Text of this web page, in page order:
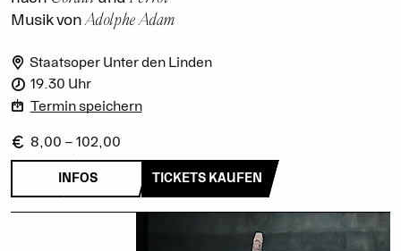
Staatsoper Unter den Linden
19.30 Uhr
Termin speichern
8,00 – 102,00
INFOS TICKETS KAUFEN
Musik vonAdolphe Adam